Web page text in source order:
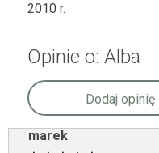
2010 r.
Opinie o: Alba
Dodaj opinię
marek